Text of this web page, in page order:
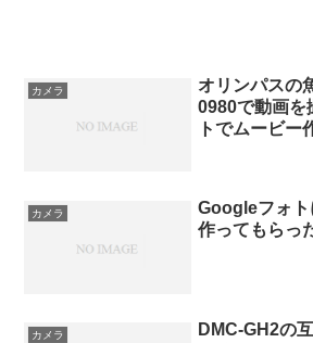
カメラ
オリンパスの
0980で動画を
トでムービー
カメラ
Googleフォト
作ってもらっ
カメラ
DMC-GH2の